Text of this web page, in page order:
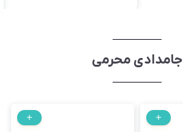
جامدادی محرمی